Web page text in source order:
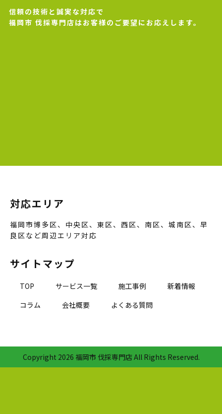
信頼の技術と誠実な対応で
福岡市 伐採専門店はお客様のご要望にお応えします。
対応エリア
福岡市博多区、中央区、東区、西区、南区、城南区、早
良区など周辺エリア対応
サイトマップ
TOP サービス一覧 施工事例
新着情報
コラム
会社概要 よくある質問
Copyright 2026 福岡市 伐採専門店 All Rights Reserved.